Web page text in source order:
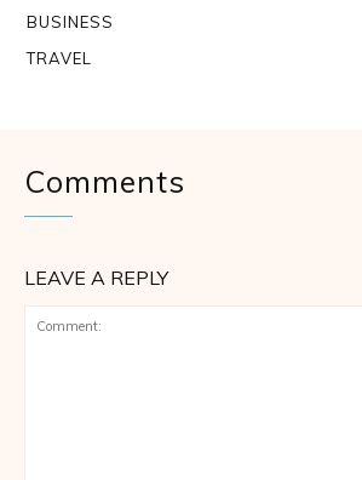
BUSINESS
TRAVEL
Comments
LEAVE A REPLY